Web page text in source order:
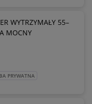
WYTRZYMAŁY 55–
MOCNY
PRYWATNA